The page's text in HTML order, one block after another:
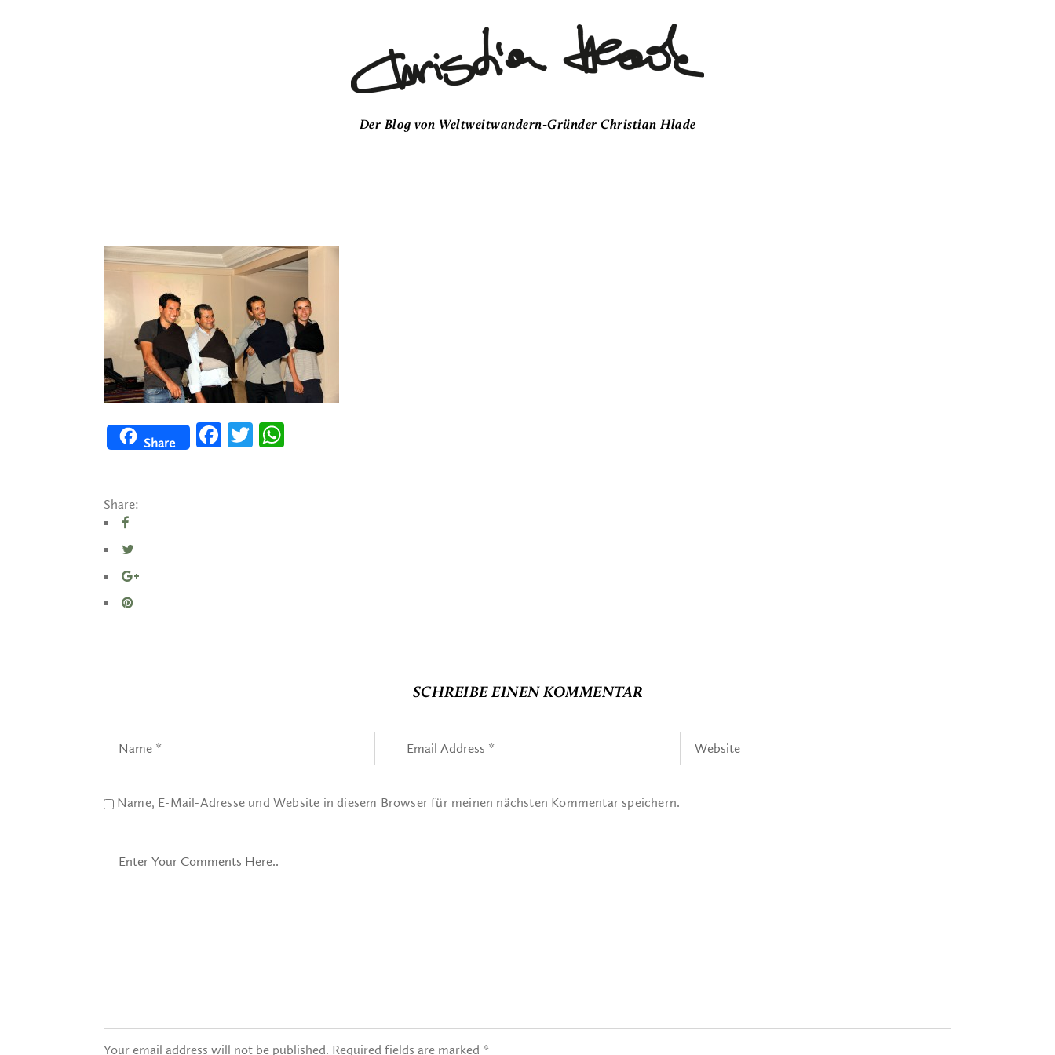
Der Blog von Weltweitwandern-Gründer Christian Hlade
Share
FacebookTwitter
Share:
SCHREIBE EINEN KOMMENTAR
Name, E-Mail-Adresse und Website in diesem Browser für meinen nächsten Kommentar speichern.
Your email address will not be published. Required fields are marked *